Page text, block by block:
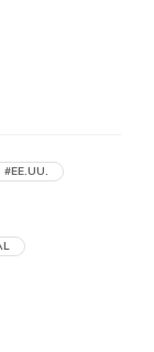
un solo
#EE.UU.